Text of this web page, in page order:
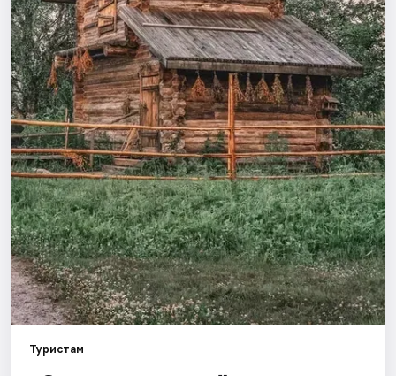
Города
Площадки
Артисты
Рейтинги
Туристам